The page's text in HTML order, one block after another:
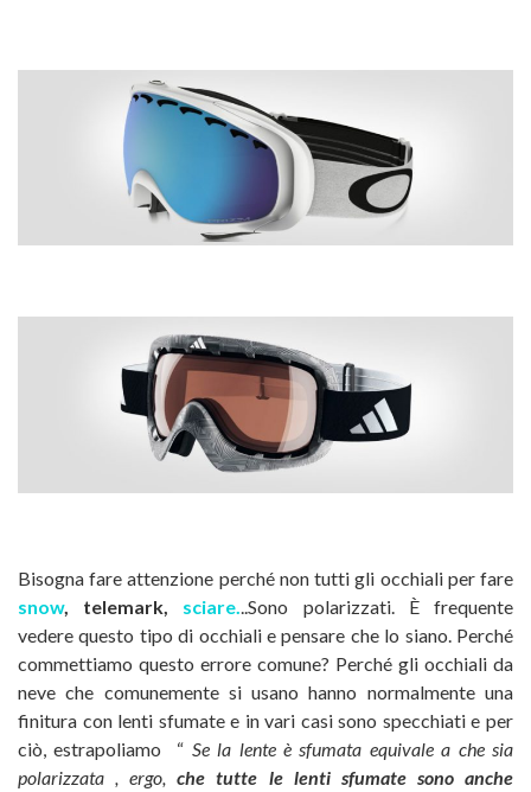
Bisogna fare attenzione perché non tutti gli occhiali per fare
snow, telemark, sciare. ..Sono polarizzati. È frequente
vedere questo tipo di occhiali e pensare che lo siano. Perché
commettiamo questo errore comune? Perché gli occhiali da
neve che comunemente si usano hanno normalmente una
finitura con lenti sfumate e in vari casi sono specchiati e per
ciò, estrapoliamo “ Se la lente è sfumata equivale a che sia
polarizzata , ergo,che tutte le lenti sfumate sono anche